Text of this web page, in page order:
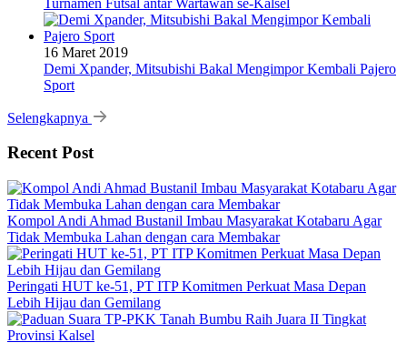
16 Maret 2019
Demi Xpander, Mitsubishi Bakal Mengimpor Kembali Pajero
Sport
Selengkapnya
Recent Post
Kompol Andi Ahmad Bustanil Imbau Masyarakat Kotabaru Agar
Tidak Membuka Lahan dengan cara Membakar
Peringati HUT ke-51, PT ITP Komitmen Perkuat Masa Depan
Lebih Hijau dan Gemilang